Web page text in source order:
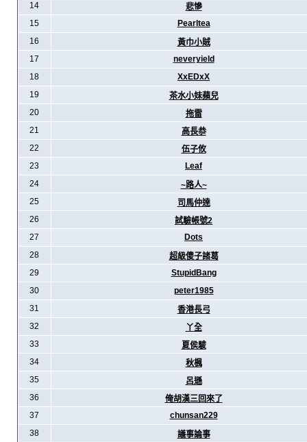
14
悲慘
15
Pearltea
16
黃巾小賊
17
neveryield
18
XxEDxX
19
茶水小妹蘋兒
20
拖雷
21
高長恭
22
伍子攸
23
Leaf
24
~路人~
25
司馬仲達
26
試驗帳號2
27
Dots
28
超級傻子諸葛
29
StupidBang
30
peter1985
31
香港長弓
32
丫全
33
夏侯駿
34
秋楓
35
呂遜
36
俺胡漢三回來了
37
chunsan229
38
議事論事